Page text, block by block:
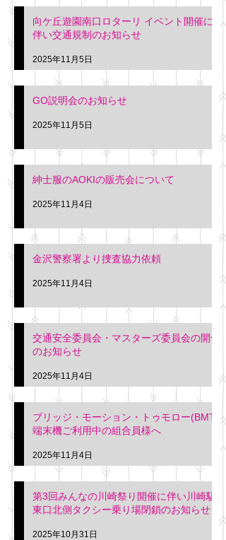
階会議室にてGOの説明会
を行います。 神奈川個人
タクシー協同組合 専務 佐
久間
向ケ丘遊園南口ロターリ イベント開催に
伴い交通規制のお知らせ
2025年11月5日
GO説明会のお知らせ
2025年11月5日
紳士服のAOKIの販売会について
2025年11月4日
金沢警察署より捜査協力依頼
2025年11月4日
交通安全委員会・マスターズ委員会の開催
のお知らせ
2025年11月4日
ブリッジ・モーション・トゥモロー(BMT)
端末機ご利用中の組合員様へ
2025年11月4日
第3回みんなの川崎祭り開催に伴い川崎駅
東口北側タクシー乗り場閉鎖のお知らせ
2025年10月31日